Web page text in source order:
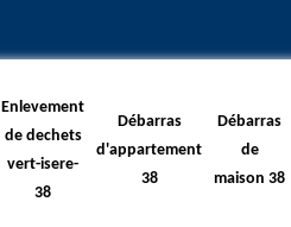
Enlevement
de dechets
vert-isere-
38
Débarras
d'appartement
38
Débarras
de
maison 38